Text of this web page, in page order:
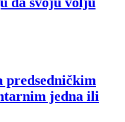
predsedničkim
jedna ili